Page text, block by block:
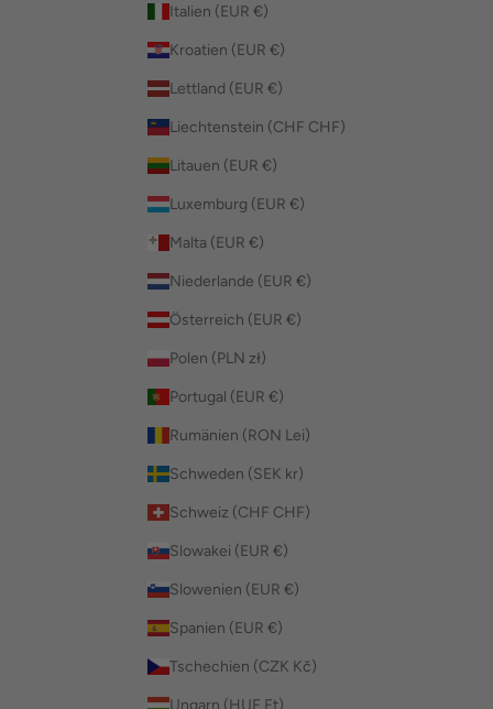
Italien (EUR €)
Kroatien (EUR €)
Lettland (EUR €)
Liechtenstein (CHF CHF)
Litauen (EUR €)
Luxemburg (EUR €)
Malta (EUR €)
Niederlande (EUR €)
Österreich (EUR €)
Polen (PLN zł)
Portugal (EUR €)
Rumänien (RON Lei)
Schweden (SEK kr)
Schweiz (CHF CHF)
Slowakei (EUR €)
Slowenien (EUR €)
Spanien (EUR €)
Tschechien (CZK Kč)
Ungarn (HUF Ft)